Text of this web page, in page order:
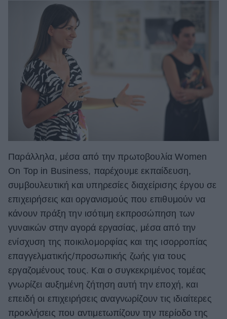
Παράλληλα, μέσα από την πρωτοβουλία Women
On Top in Business, παρέχουμε εκπαίδευση,
συμβουλευτική και υπηρεσίες διαχείρισης έργου σε
επιχειρήσεις και οργανισμούς που επιθυμούν να
κάνουν πράξη την ισότιμη εκπροσώπηση των
γυναικών στην αγορά εργασίας, μέσα από την
ενίσχυση της ποικιλομορφίας και της ισορροπίας
επαγγελματικής/προσωπικής ζωής για τους
εργαζομένους τους. Και ο συγκεκριμένος τομέας
γνωρίζει αυξημένη ζήτηση αυτή την εποχή, και
επειδή οι επιχειρήσεις αναγνωρίζουν τις ιδιαίτερες
προκλήσεις που αντιμετωπίζουν την περίοδο της